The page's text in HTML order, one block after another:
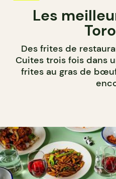
Les
Des frites de
Cuites trois fois dans
frites au gras de